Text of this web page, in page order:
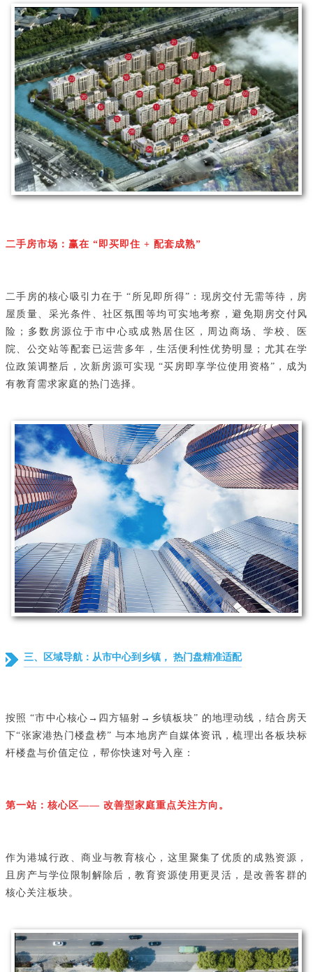
二手房市场：赢在 “即买即住 + 配套成熟”
二手房的核心吸引力在于 “所见即所得”：现房交付无需等待，房
屋质量、采光条件、社区氛围等均可实地考察，避免期房交付风
险；多数房源位于市中心或成熟居住区，周边商场、学校、医
院、公交站等配套已运营多年，生活便利性优势明显；尤其在学
位政策调整后，次新房源可实现 “买房即享学位使用资格”，成为
有教育需求家庭的热门选择。
三、区域导航：从市中心到乡镇， 热门盘精准适配
按照 “市中心核心→四方辐射→乡镇板块” 的地理动线，结合房天
下“张家港热门楼盘榜” 与本地房产自媒体资讯，梳理出各板块标
杆楼盘与价值定位，帮你快速对号入座：
第一站：核心区—— 改善型家庭重点关注方向。
作为港城行政、商业与教育核心，这里聚集了优质的成熟资源，
且房产与学位限制解除后，教育资源使用更灵活，是改善客群的
核心关注板块。